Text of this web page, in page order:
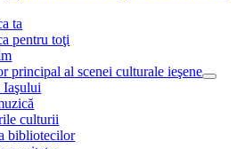
ta
pentru toţi
principal al scenei culturale ieşene
culturii
bibliotecilor